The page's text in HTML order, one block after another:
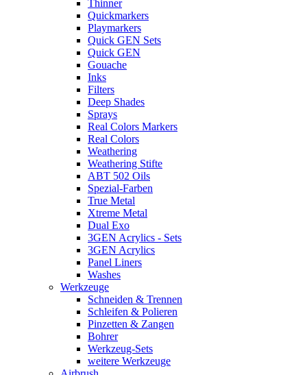
Thinner
Quickmarkers
Playmarkers
Quick GEN Sets
Quick GEN
Gouache
Inks
Filters
Deep Shades
Sprays
Real Colors Markers
Real Colors
Weathering
Weathering Stifte
ABT 502 Oils
Spezial-Farben
True Metal
Xtreme Metal
Dual Exo
3GEN Acrylics - Sets
3GEN Acrylics
Panel Liners
Washes
Werkzeuge
Schneiden & Trennen
Schleifen & Polieren
Pinzetten & Zangen
Bohrer
Werkzeug-Sets
weitere Werkzeuge